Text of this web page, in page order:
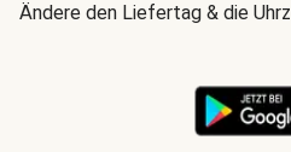
Ändere den Liefertag & die